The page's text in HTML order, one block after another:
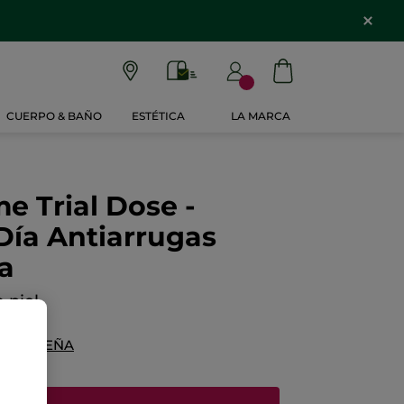
CUERPO & BAÑO ESTÉTICA LA MARCA
Trial Dose -
Antiarrugas
piel
RESEÑA